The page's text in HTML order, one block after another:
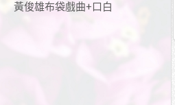
黃俊雄布袋戲曲+口白